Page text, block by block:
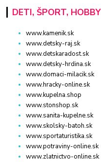
DETI, ŠPORT, HOBBY
www.kamenik.sk
www.detsky-raj.sk
www.detskaradost.sk
www.detsky-hrdina.sk
www.domaci-milacik.sk
www.hracky-online.sk
www.kupelna.shop
www.stonshop.sk
www.sanita-kupelne.sk
www.skolsky-batoh.sk
www.sportaturistika.sk
www.potraviny-online.sk
www.zlatnictvo-online.sk